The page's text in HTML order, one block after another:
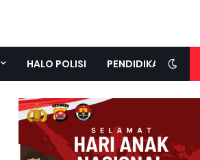
HALO POLISI PENDIDIKAN